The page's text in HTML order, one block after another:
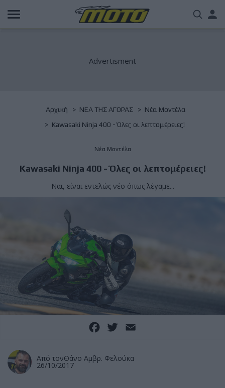
Παράκαμψη
προς
Breadcrumb
Αρχική NΕΑ ΤΗΣ ΑΓΟΡΑΣ
Νέα Μοντέλα
Kawasaki Ninja 400 - Όλες οι λεπτομέρειες!
Νέα Μοντέλα
Kawasaki Ninja 400 - Όλες οι λεπτομέρειες!
Ναι, είναι εντελώς νέο όπως λέγαμε...
Facebook
Twitter
Από τονΘάνο Αμβρ. Φελούκα
26/10/2017